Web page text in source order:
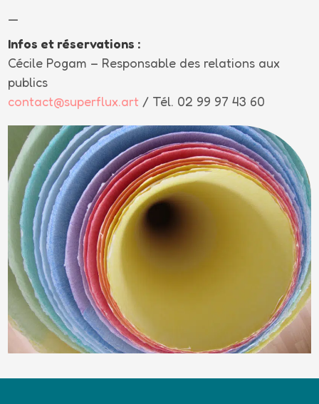
Infos et réservations :
Cécile Pogam – Responsable des relations aux
publics
contact@superflux.art / Tél. 02 99 97 43 60